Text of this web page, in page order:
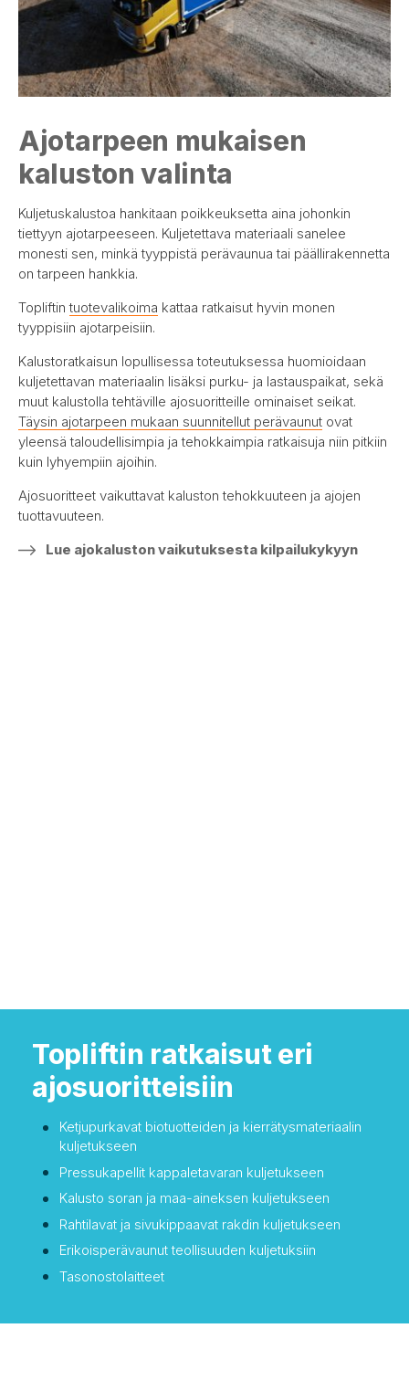
Ajotarpeen mukaisen
kaluston valinta
Kuljetuskalustoa hankitaan poikkeuksetta aina johonkin
tiettyyn ajotarpeeseen. Kuljetettava materiaali sanelee
monesti sen, minkä tyyppistä perävaunua tai päällirakennetta
on tarpeen hankkia.
Topliftintuotevalikoima kattaa ratkaisut hyvin monen
tyyppisiin ajotarpeisiin.
Kalustoratkaisun lopullisessa toteutuksessa huomioidaan
kuljetettavan materiaalin lisäksi purku- ja lastauspaikat, sekä
muut kalustolla tehtäville ajosuoritteille ominaiset seikat.
Täysin ajotarpeen mukaan suunnitellut perävaunut ovat
yleensä taloudellisimpia ja tehokkaimpia ratkaisuja niin pitkiin
kuin lyhyempiin ajoihin.
Ajosuoritteet vaikuttavat kaluston tehokkuuteen ja ajojen
tuottavuuteen.
Lue ajokaluston vaikutuksesta kilpailukykyyn
Topliftin ratkaisut eri
ajosuoritteisiin
Ketjupurkavat biotuotteiden ja kierrätysmateriaalin
kuljetukseen
Pressukapellit kappaletavaran kuljetukseen
Kalusto soran ja maa-aineksen kuljetukseen
Rahtilavat ja sivukippaavat rakdin kuljetukseen
Erikoisperävaunut teollisuuden kuljetuksiin
Tasonostolaitteet